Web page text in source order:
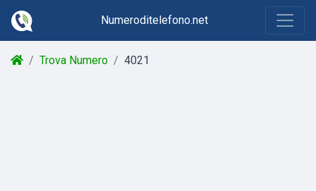
Numeroditelefono.net
Trova Numero 4021